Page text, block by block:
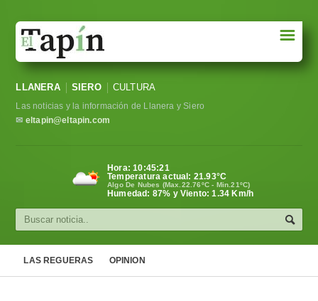
Sociedad
Política
Cultura
☰
LLANERA SIERO CULTURA
Las noticias y la información de Llanera y Siero
✉ eltapin@eltapin.com
Hora:10:45:21
Temperatura actual: 21.93°C
Algo De Nubes (Max.22.76ºC - Min.21ºC)
Humedad: 87% y Viento: 1.34 Km/h
LAS REGUERAS OPINION